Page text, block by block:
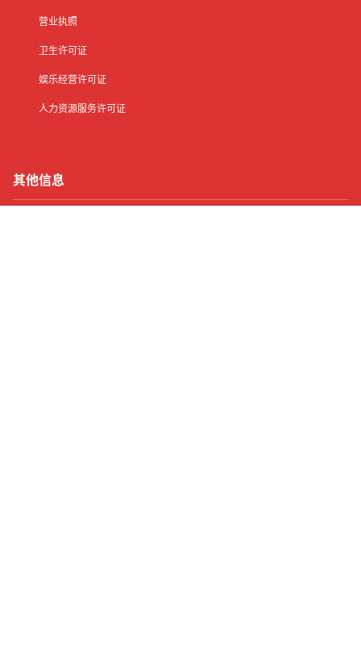
营业执照
卫生许可证
娱乐经营许可证
人力资源服务许可证
其他信息